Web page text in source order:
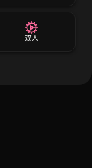
双人